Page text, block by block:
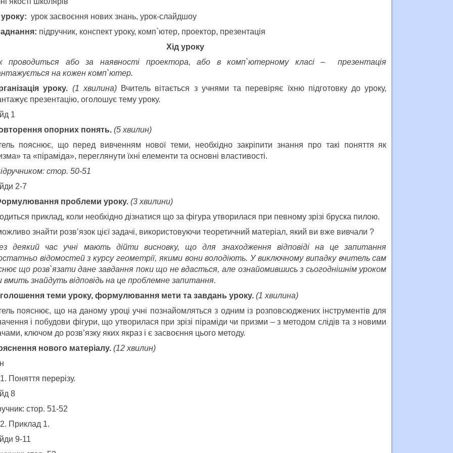
урок засвоєння нових знань, урок-слайдшоу
підручник, конспект уроку, комп`ютер, проектор, презентація
Хід уроку
проводиться або за наявності проектора, або в комп`ютерному класі – презентація
на кожен комп`ютер.
уроку. (1 хвилина) Вчитель вітається з учнями та перевіряє їхню підготовку до уроку,
презентацію, оголошує тему уроку.
1
опорних понять. (5 хвилин)
пояснює, що перед вивченням нової теми, необхідно закріпити знання про такі поняття як
та «піраміда», переглянути їхні елементи та основні властивості.
стор. 50-51
2-7
Формулювання проблеми уроку.(3 хвилини)
приклад, коли необхідно дізнатися що за фігура утворилася при певному зрізі бруска пилою.
знайти розв’язок цієї задачі, використовуючи теоретичний матеріал, який ви вже вивчали ?
деякий час учні мають дійти висновку, що для знаходження відповіді на це запитання
відомостей з курсу геометрії, якими вони володіють. У виключному випадку вчитель сам
що розв`язати дане завдання поки що не вдасться, але ознайомившись з сьогоднішнім уроком
вмить знайдуть відповідь на це проблемне запитання.
теми уроку, формулювання мети та завдань уроку. (1 хвилина)
пояснює, що на даному уроці учні познайомляться з одним із розповсюджених інструментів для
і побудови фігури, що утворилася при зрізі піраміди чи призми – з методом слідів та з новими
ключом до розв’язку яких якраз і є засвоєння цього методу.
нового матеріалу. (12 хвилин)
Поняття перерізу.
8
стор. 51-52
Приклад 1.
9-11